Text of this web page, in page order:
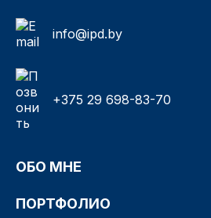
info@ipd.by
+375 29 698-83-70
ОБО МНЕ
ПОРТФОЛИО